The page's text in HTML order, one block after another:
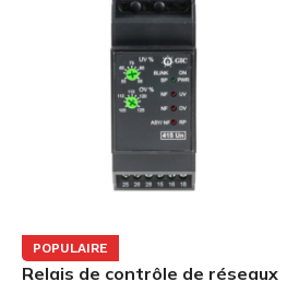
POPULAIRE
Relais de contrôle de réseaux